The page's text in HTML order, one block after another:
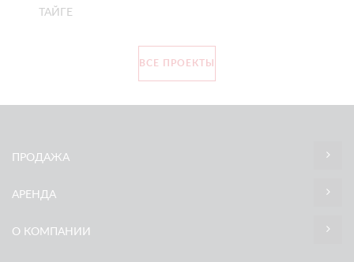
ТАЙГЕ
ВСЕ ПРОЕКТЫ
ПРОДАЖА
АРЕНДА
О КОМПАНИИ